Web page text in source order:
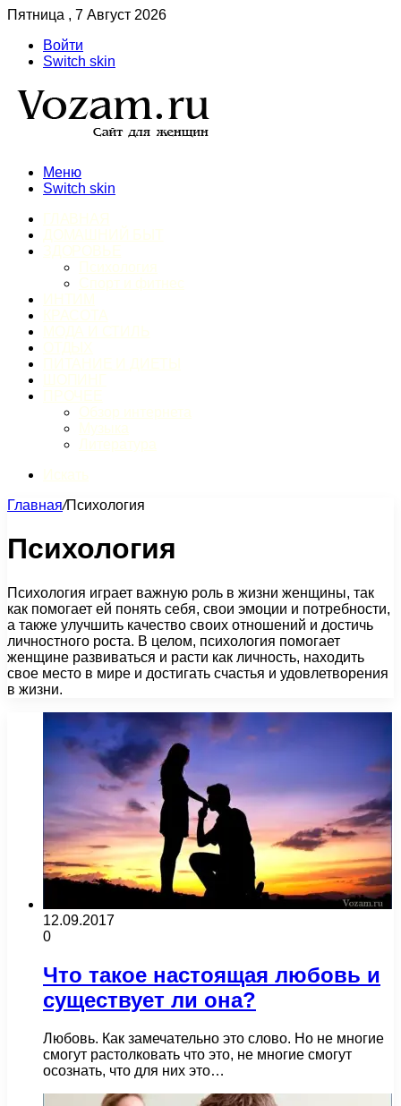
Пятница , 7 Август 2026
Войти
Switch skin
Меню
Switch skin
Главная/Психология
Психология
Психология играет важную роль в жизни женщины, так
как помогает ей понять себя, свои эмоции и потребности,
а также улучшить качество своих отношений и достичь
личностного роста. В целом, психология помогает
женщине развиваться и расти как личность, находить
свое место в мире и достигать счастья и удовлетворения
в жизни.
12.09.2017
0
Что такое настоящая любовь и
существует ли она?
Любовь. Как замечательно это слово. Но не многие
смогут растолковать что это, не многие смогут
осознать, что для них это…